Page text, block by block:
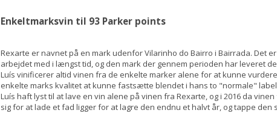
Enkeltmarksvin til 93 Parker points
Rexarte er navnet på en mark udenfor Vilarinho do Bairro i Bairrada. Det
arbejdet med i længst tid, og den mark der gennem perioden har leveret
Luís vinificerer altid vinen fra de enkelte marker alene for at kunne
enkelte marks kvalitet at kunne fastsætte blendet i hans to "normale"
Luís haft lyst til at lave en vin alene på vinen fra Rexarte, og i 2016 da
sig for at lade et fad ligger for at lagre den endnu et halvt år, og tappe den